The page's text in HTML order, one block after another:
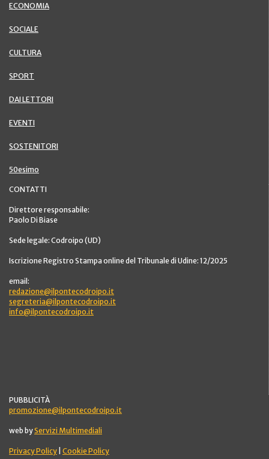
ECONOMIA
SOCIALE
CULTURA
SPORT
DAI LETTORI
EVENTI
SOSTENITORI
50esimo
CONTATTI
Direttore responsabile:
Paolo Di Biase
Sede legale: Codroipo (UD)
Iscrizione Registro Stampa online del Tribunale di Udine: 12/2025
email:
redazione@ilpontecodroipo.it
segreteria@ilpontecodroipo.it
info@ilpontecodroipo.it
PUBBLICITÀ
promozione@ilpontecodroipo.it
web byServizi Multimediali
Privacy Policy Cookie Policy